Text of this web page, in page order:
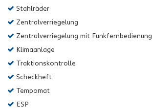
Stahlräder
Zentralverriegelung
Zentralverriegelung mit Funkfernbedienung
Klimaanlage
Traktionskontrolle
Scheckheft
Tempomat
ESP